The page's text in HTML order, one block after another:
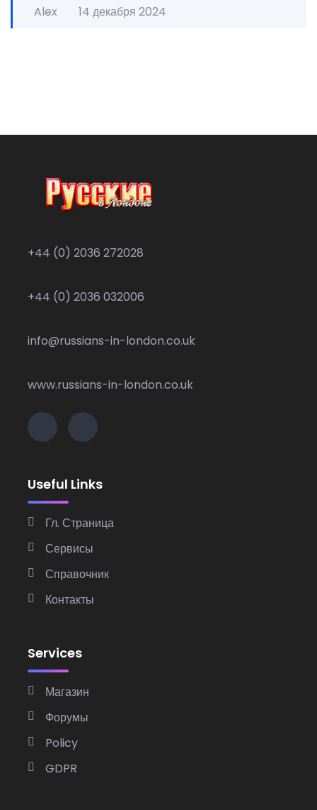
Alex 14 декабря 2024
+44 (0) 2036 272028
+44 (0) 2036 032006
info@russians-in-london.co.uk
www.russians-in-london.co.uk
Useful Links
Гл. Страница
Сервисы
Справочник
Контакты
Services
Магазин
Форумы
Policy
GDPR